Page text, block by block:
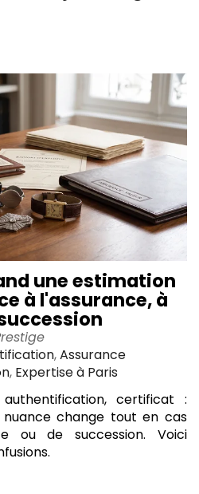
une estimation
à l'assurance, à
,Assurance
, Expertise à Paris
authentification, certificat :
change tout en cas
ou de succession. Voici